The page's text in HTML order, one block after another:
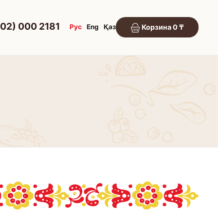
000 2181 Рус Eng Қаз Корзина 0 ₸